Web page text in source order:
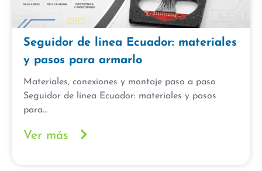
Seguidor de linea Ecuador: materiales
y pasos para armarlo
Materiales, conexiones y montaje paso a paso
Seguidor de linea Ecuador: materiales y pasos
para...
Ver más